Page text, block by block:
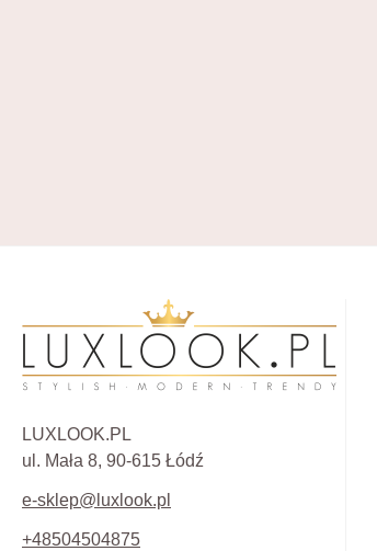
LUXLOOK.PL
ul. Mała 8, 90-615 Łódź
e-sklep@luxlook.pl
+48504504875